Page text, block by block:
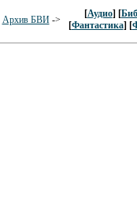
Архив БВИ->
[Аудио] [
[Фантастика] [